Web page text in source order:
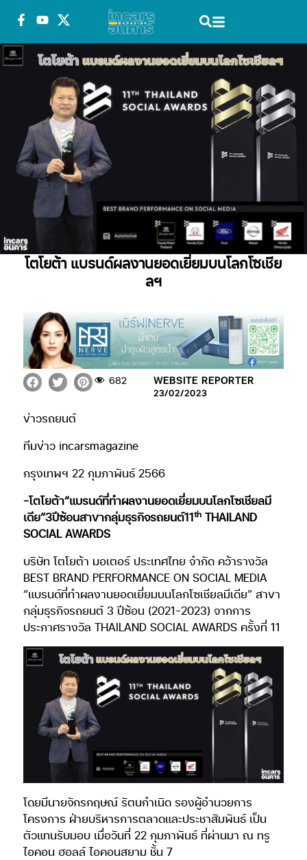
โตโยต้า แบรนด์ผลงานยอดเยี่ยมบนโลกโซเชีย
ลฯ
WEBSITE REPORTER
23/02/2023
682
ข่าวรถยนต์
ทีมข่าว incarsmagazine
กรุงเทพฯ 22 กุมภาพันธ์ 2566
-โตโยต้า“แบรนด์ที่ทำผลงานยอดเยี่ยมบนโลกโซเชียลมี
เดีย”3ปีซ้อนสาขากลุ่มธุรกิจรถยนต์11thTHAILAND
SOCIAL AWARDS
บริษัท โตโยต้า มอเตอร์ ประเทศไทย จำกัด คว้ารางวัล
BEST BRAND PERFORMANCE ON SOCIAL MEDIA
“แบรนด์ที่ทำผลงานยอดเยี่ยมบนโลกโซเชียลมีเดีย” สาขา
กลุ่มธุรกิจรถยนต์ 3 ปีซ้อน (2021-2023) จากการ
ประกาศรางวัล THAILAND SOCIAL AWARDS ครั้งที่ 11
โดยมีนายจักรกฤษณ์ รัตนกำเนิด รองผู้อำนวยการ
โครงการ ฝ่ายบริหารการตลาดและประชาสัมพันธ์ เป็น
ตัวแทนรับมอบ เมื่อวันที่ 22 กุมภาพันธ์ ที่ผ่านมา ณ ทรู
ไอคอน ฮอลล์ ไอคอนสยาม ชั้น 7